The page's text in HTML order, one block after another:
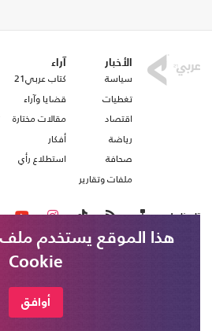
الأخبار
سياسة
تغطيات
اقتصاد
رياضة
صحافة
ملفات وتقارير
آراء
كتاب عربي21
قضايا وآراء
مقالات مختارة
أفكار
استطلاع رأي
تابعنا على
هذا الموقع يستخدم ملف
Cookie
أوافق